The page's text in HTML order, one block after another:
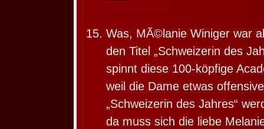
Was, MÃ©lanie Winiger war
den Titel „Schweizerin des
spinnt diese 100-köpfige
weil die Dame etwas
„Schweizerin des Jahres“
da muss sich die liebe